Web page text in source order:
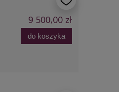
9 500,00 zł
do koszyka